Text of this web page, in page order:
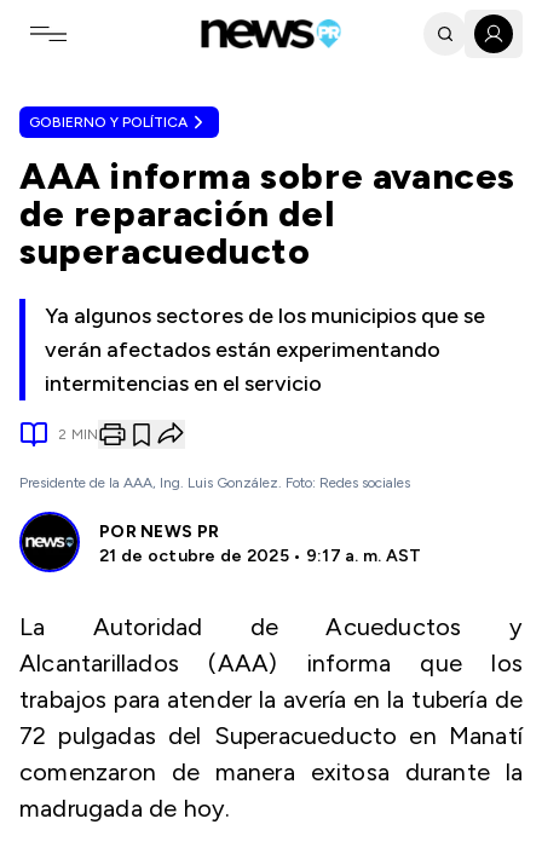
Toggle navigation menu
GOBIERNO Y POLÍTICA
AAA informa sobre avances
de reparación del
superacueducto
Ya algunos sectores de los municipios que se
verán afectados están experimentando
intermitencias en el servicio
2 MIN
Presidente de la AAA, Ing. Luis González. Foto: Redes sociales
POR NEWS PR
21 de octubre de 2025 • 9:17 a. m. AST
La Autoridad de Acueductos y
Alcantarillados (AAA) informa que los
trabajos para atender la avería en la tubería de
72 pulgadas del Superacueducto en Manatí
comenzaron de manera exitosa durante la
madrugada de hoy.